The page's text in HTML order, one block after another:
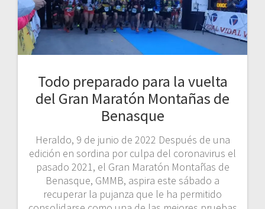
Todo preparado para la vuelta
del Gran Maratón Montañas de
Benasque
Heraldo, 9 de junio de 2022 Después de una
edición en sordina por culpa del coronavirus el
pasado 2021, el Gran Maratón Montañas de
Benasque, GMMB, aspira este sábado a
recuperar la pujanza que le ha permitido